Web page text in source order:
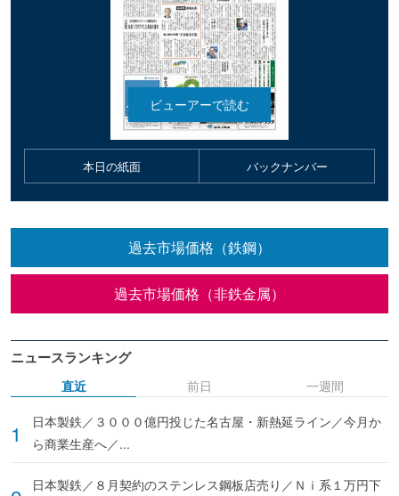
本日の紙面 バックナンバー
過去市場価格（鉄鋼）
過去市場価格（非鉄金属）
ニュースランキング
直近
日本製鉄／３０００億円投じた名古屋・新熱延ライン／今月か
ら商業生産へ／...
日本製鉄／８月契約のステンレス鋼板店売り／Ｎｉ系１万円下
前日 一週間